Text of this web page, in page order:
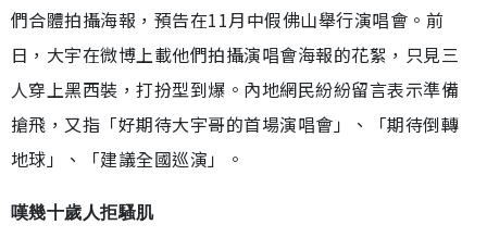
們合體拍攝海報，預告在11月中假佛山舉行演唱會。前
日，大宇在微博上載他們拍攝演唱會海報的花絮，只見三
人穿上黑西裝，打扮型到爆。內地網民紛紛留言表示準備
搶飛，又指「好期待大宇哥的首場演唱會」、「期待倒轉
地球」、「建議全國巡演」。
嘆幾十歲人拒騷肌